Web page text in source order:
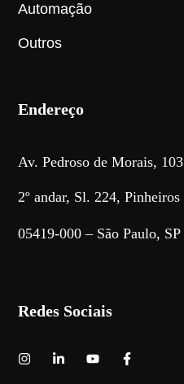
Automação
Outros
Endereço
Av. Pedroso de Morais, 103
2º andar, Sl. 224, Pinheiros
05419-000 – São Paulo, SP
Redes Sociais